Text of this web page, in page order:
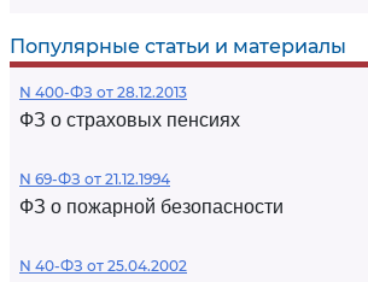
Популярные статьи и материалы
N 400-ФЗ от 28.12.2013
ФЗ о страховых пенсиях
N 69-ФЗ от 21.12.1994
ФЗ о пожарной безопасности
N 40-ФЗ от 25.04.2002